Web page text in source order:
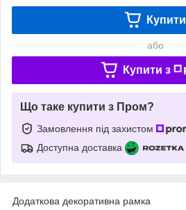
Купити
або
Купити з
Що таке купити з Пром?
Замовлення під захистом
Доступна доставка
Додаткова декоративна рамка